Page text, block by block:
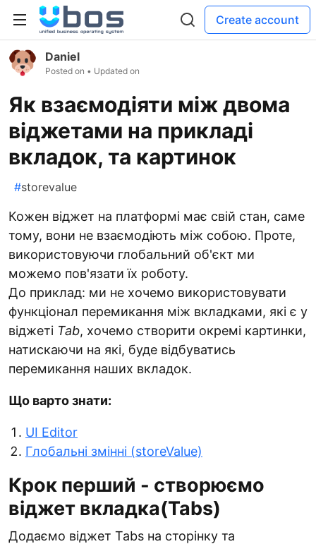
Create account
Daniel
Posted on • Updated on
Як взаємодіяти між двома
віджетами на прикладі
вкладок, та картинок
#storevalue
Кожен віджет на платформі має свій стан, саме
тому, вони не взаємодіють між собою. Проте,
використовуючи глобальний об'єкт ми
можемо пов'язати їх роботу.
До приклад: ми не хочемо використовувати
функціонал перемикання між вкладками, які є у
віджеті Tab, хочемо створити окремі картинки,
натискаючи на які, буде відбуватись
перемикання наших вкладок.
Що варто знати:
UI Editor
Глобальні змінні (storeValue)
Крок перший - створюємо
віджет вкладка(Tabs)
Додаємо віджет Tabs на сторінку та